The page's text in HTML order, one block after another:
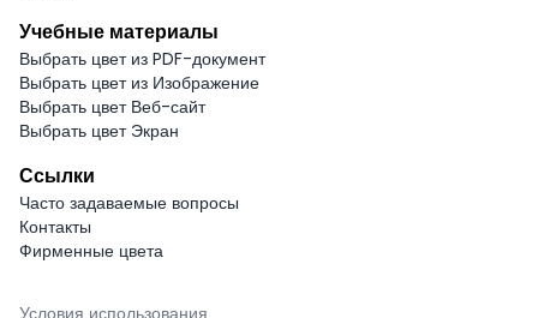
Учебные материалы
Выбрать цвет из PDF-документ
Выбрать цвет из Изображение
Выбрать цвет Веб-сайт
Выбрать цвет Экран
Ссылки
Часто задаваемые вопросы
Контакты
Фирменные цвета
Условия использования